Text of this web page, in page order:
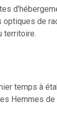
de
territoire.
temps à
Hemmes